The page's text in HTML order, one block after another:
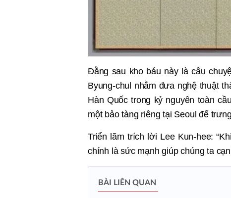
Đằng sau kho báu này là câu
Byung-chul nhằm đưa nghệ thuật
Hàn Quốc trong kỷ nguyên toàn
một bảo tàng riêng tại Seoul để
Triển lãm trích lời Lee Kun-hee:
chính là sức mạnh giúp chúng ta
BÀI LIÊN QUAN